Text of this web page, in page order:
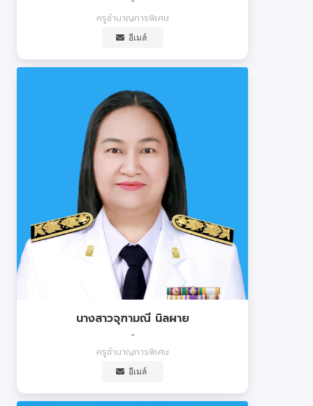
ครูชำนาญการพิเศษ
อีเมล์
นางสาวจุฑามณี นิลผาย
-
ครูชำนาญการพิเศษ
อีเมล์